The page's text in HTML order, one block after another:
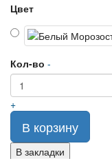
Цвет
Кол-во -
+
В корзину
В закладки